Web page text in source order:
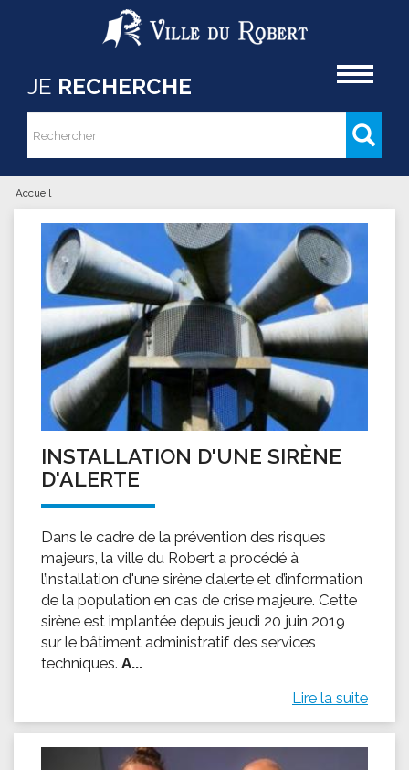
Aller au contenu principal
JE RECHERCHE
Formulaire de recherche
Rechercher
Vous êtes ici
Accueil
INSTALLATION D'UNE SIRÈNE
D'ALERTE
Dans le cadre de la prévention des risques
majeurs, la ville du Robert a procédé à
l’installation d'une sirène d’alerte et d’information
de la population en cas de crise majeure. Cette
sirène est implantée depuis jeudi 20 juin 2019
sur le bâtiment administratif des services
techniques. A...
Lire la suite